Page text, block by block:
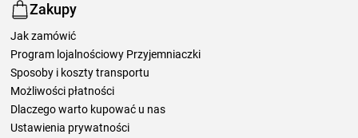
Zakupy
Jak zamówić
Program lojalnościowy Przyjemniaczki
Sposoby i koszty transportu
Możliwości płatności
Dlaczego warto kupować u nas
Ustawienia prywatności